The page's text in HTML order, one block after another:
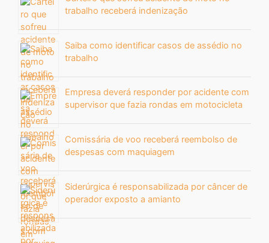
trabalho receberá indenização
Saiba como identificar casos de assédio no
trabalho
Empresa deverá responder por acidente com
supervisor que fazia rondas em motocicleta
Comissária de voo receberá reembolso de
despesas com maquiagem
Siderúrgica é responsabilizada por câncer de
operador exposto a amianto